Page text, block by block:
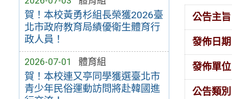
賀！本校黃勇杉組長榮獲2026臺
北市政府教育局績優衛生體育行
政人員！
2026-07-01 體育組
賀！本校連又亭同學獲選臺北市
青少年民俗運動訪問將赴韓國進
公告主旨
發佈日期
發佈單位
公告類別